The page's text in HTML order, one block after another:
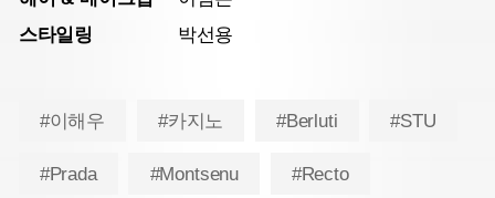
스타일링
박선용
#이해우 #카지노 #Berluti #STU
#Prada #Montsenu #Recto